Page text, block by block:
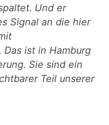
Und er
Signal an die hier
ist in Hamburg
Sie sind ein
Teil unserer